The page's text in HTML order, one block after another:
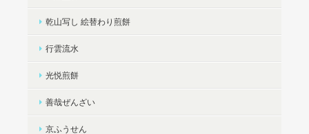
乾山写し 絵替わり煎餅
行雲流水
光悦煎餅
善哉ぜんざい
京ふうせん